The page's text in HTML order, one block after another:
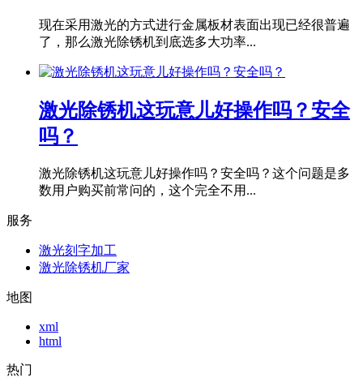
现在采用激光的方式进行金属板材表面出现已经很普遍
了，那么激光除锈机到底选多大功率...
激光除锈机这玩意儿好操作吗？安全
吗？
激光除锈机这玩意儿好操作吗？安全吗？这个问题是多
数用户购买前常问的，这个完全不用...
服务
激光刻字加工
激光除锈机厂家
地图
xml
html
热门